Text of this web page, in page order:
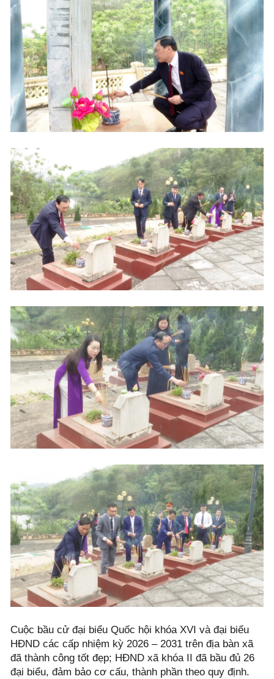
Cuộc bầu cử đại biểu Quốc hội khóa XVI và đại biểu
HĐND các cấp nhiệm kỳ 2026 – 2031 trên địa bàn xã
đã thành công tốt đẹp; HĐND xã khóa II đã bầu đủ 26
đại biểu, đảm bảo cơ cấu, thành phần theo quy định.